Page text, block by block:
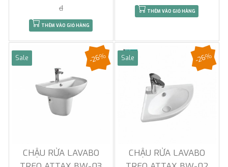
đ
THÊM VÀO GIỎ HÀNG
THÊM VÀO GIỎ HÀNG
Sale
CHẬU RỬA LAVABO
-26% Sale
CHẬU RỬA LAVABO
-26%